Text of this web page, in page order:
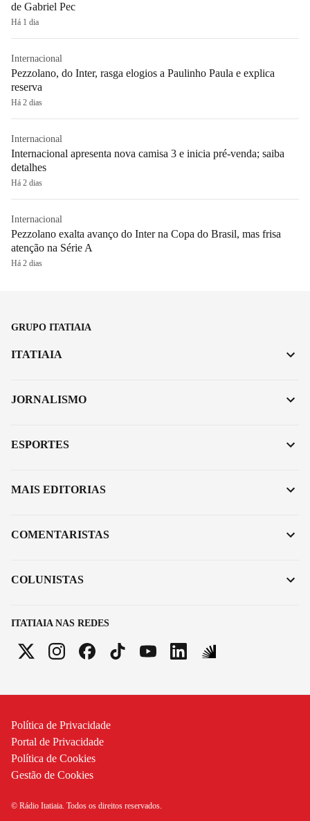
de Gabriel Pec
Há 1 dia
Internacional
Pezzolano, do Inter, rasga elogios a Paulinho Paula e explica
reserva
Há 2 dias
Internacional
Internacional apresenta nova camisa 3 e inicia pré-venda; saiba
detalhes
Há 2 dias
Internacional
Pezzolano exalta avanço do Inter na Copa do Brasil, mas frisa
atenção na Série A
Há 2 dias
GRUPO ITATIAIA
ITATIAIA NAS REDES
ITATIAIA
JORNALISMO
ESPORTES
MAIS EDITORIAS
COMENTARISTAS
COLUNISTAS
Política de Privacidade
Portal de Privacidade
Política de Cookies
Gestão de Cookies
© Rádio Itatiaia. Todos os direitos reservados.